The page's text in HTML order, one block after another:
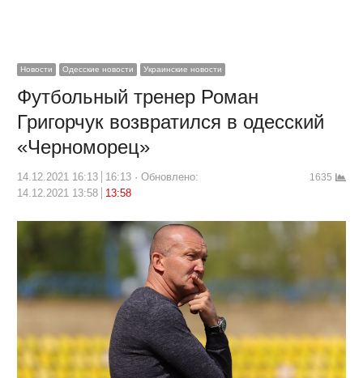
Новости Одесские новости Украинские новости
Футбольный тренер Роман
Григорчук возвратился в одесский
«Черноморец»
14.12.2021 16:13 16:13
Обновлено:
14.12.2021 13:58
13:58
1635